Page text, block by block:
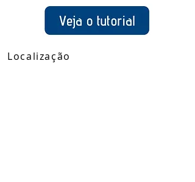
Localização